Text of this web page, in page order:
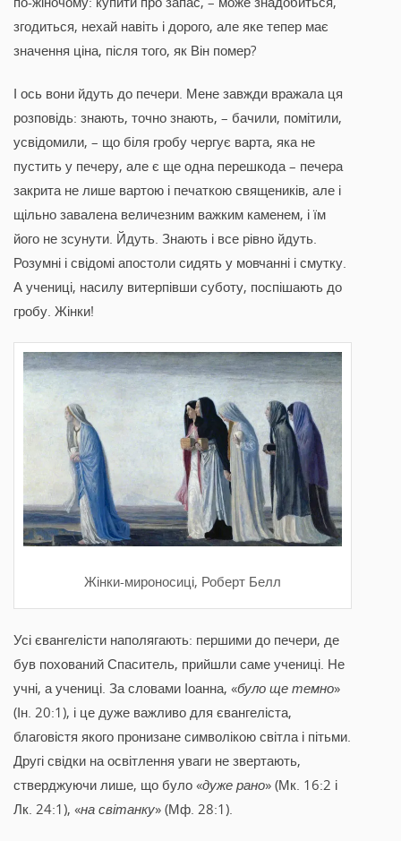
згодиться, нехай навіть і дорого, але яке тепер має
значення ціна, після того, як Він помер?
І ось вони йдуть до печери. Мене завжди вражала ця
розповідь: знають, точно знають, – бачили, помітили,
усвідомили, – що біля гробу чергує варта, яка не
пустить у печеру, але є ще одна перешкода – печера
закрита не лише вартою і печаткою священиків, але і
щільно завалена величезним важким каменем, і їм
його не зсунути. Йдуть. Знають і все рівно йдуть.
Розумні і свідомі апостоли сидять у мовчанні і смутку.
А учениці, насилу витерпівши суботу, поспішають до
гробу. Жінки!
Жінки-мироносиці, Роберт Белл
Усі євангелісти наполягають: першими до печери, де
був похований Спаситель, прийшли саме учениці. Не
учні, а учениці. За словами Іоанна, «було ще темно»
(Ін. 20:1), і це дуже важливо для євангеліста,
благовістя якого пронизане символікою світла і пітьми.
Другі свідки на освітлення уваги не звертають,
стверджуючи лише, що було «дуже рано» (Мк. 16:2 і
Лк. 24:1), «на світанку» (Мф. 28:1).